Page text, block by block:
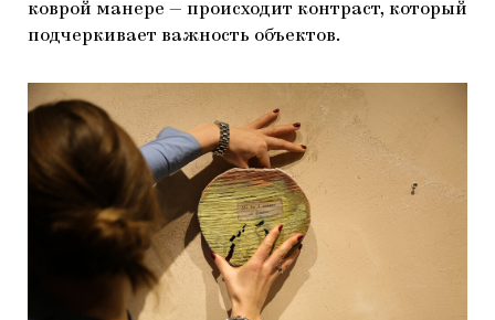
коврой манере — происходит контраст, который
подчеркивает важность объектов.